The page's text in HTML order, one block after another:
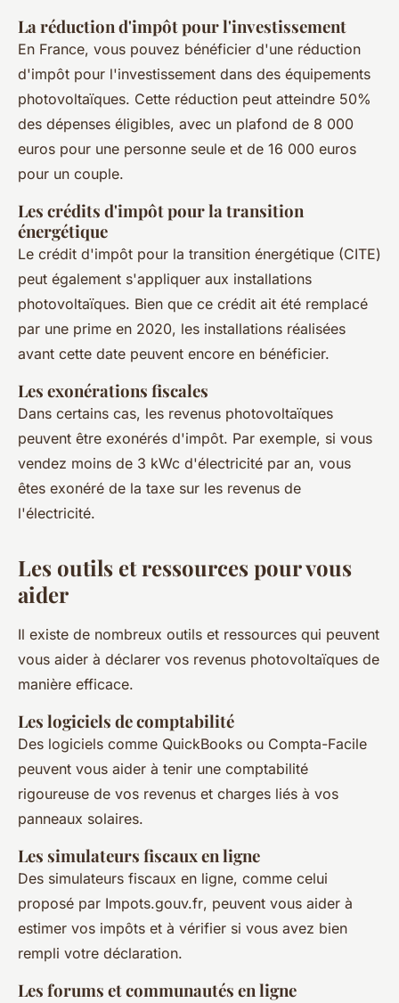
La réduction d'impôt pour l'investissement
En France, vous pouvez bénéficier d'une réduction
d'impôt pour l'investissement dans des équipements
photovoltaïques. Cette réduction peut atteindre 50%
des dépenses éligibles, avec un plafond de 8 000
euros pour une personne seule et de 16 000 euros
pour un couple.
Les crédits d'impôt pour la transition
énergétique
Le crédit d'impôt pour la transition énergétique (CITE)
peut également s'appliquer aux installations
photovoltaïques. Bien que ce crédit ait été remplacé
par une prime en 2020, les installations réalisées
avant cette date peuvent encore en bénéficier.
Les exonérations fiscales
Dans certains cas, les revenus photovoltaïques
peuvent être exonérés d'impôt. Par exemple, si vous
vendez moins de 3 kWc d'électricité par an, vous
êtes exonéré de la taxe sur les revenus de
l'électricité.
Les outils et ressources pour vous
aider
Il existe de nombreux outils et ressources qui peuvent
vous aider à déclarer vos revenus photovoltaïques de
manière efficace.
Les logiciels de comptabilité
Des logiciels comme QuickBooks ou Compta-Facile
peuvent vous aider à tenir une comptabilité
rigoureuse de vos revenus et charges liés à vos
panneaux solaires.
Les simulateurs fiscaux en ligne
Des simulateurs fiscaux en ligne, comme celui
proposé par Impots.gouv.fr, peuvent vous aider à
estimer vos impôts et à vérifier si vous avez bien
rempli votre déclaration.
Les forums et communautés en ligne